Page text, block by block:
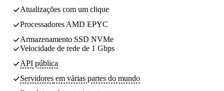
Atualizações com um clique
Processadores AMD EPYC
Armazenamento SSD NVMe
Velocidade de rede de 1 Gbps
API pública
Servidores em várias partes do mundo